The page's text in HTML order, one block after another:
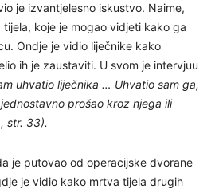
je izvantjelesno iskustvo. Naime,
koje je mogao vidjeti kako ga
Ondje je vidio liječnike kako
ih je zaustaviti. U svom je intervjuu
uhvatio liječnika … Uhvatio sam ga,
prošao kroz njega ili
str. 33).
je putovao od operacijske dvorane
je vidio kako mrtva tijela drugih